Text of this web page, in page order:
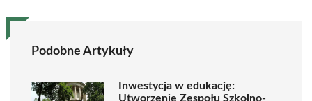
Podobne Artykuły
Inwestycja w edukację:
Utworzenie Zespołu Szkolno-